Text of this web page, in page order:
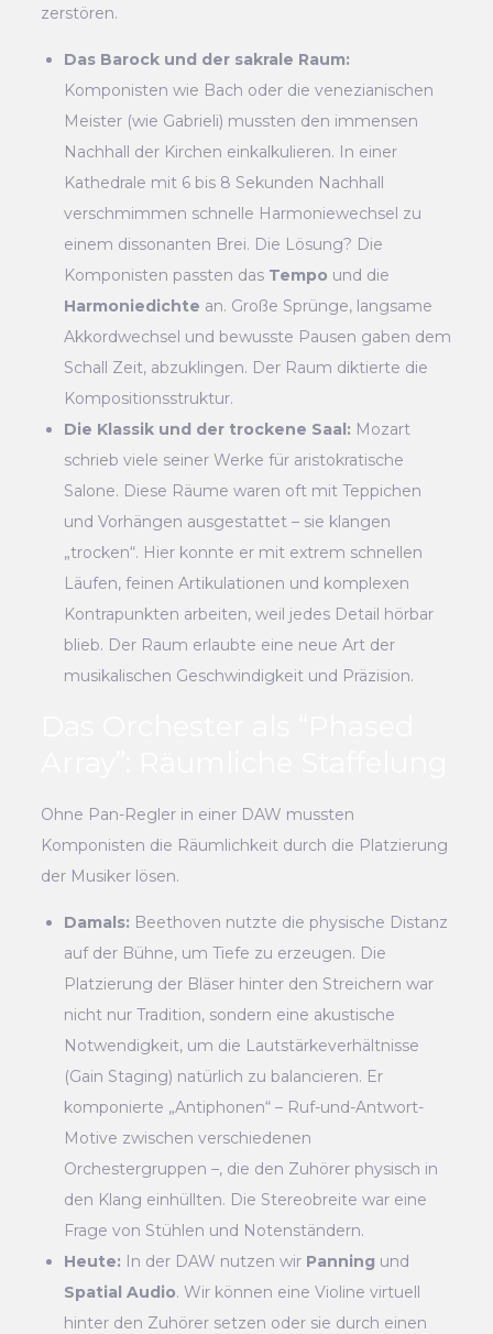
zerstören.
Das Barock und der sakrale Raum:
Komponisten wie Bach oder die venezianischen
Meister (wie Gabrieli) mussten den immensen
Nachhall der Kirchen einkalkulieren. In einer
Kathedrale mit 6 bis 8 Sekunden Nachhall
verschmimmen schnelle Harmoniewechsel zu
einem dissonanten Brei. Die Lösung? Die
Komponisten passten das Tempo und die
Harmoniedichte an. Große Sprünge, langsame
Akkordwechsel und bewusste Pausen gaben dem
Schall Zeit, abzuklingen. Der Raum diktierte die
Kompositionsstruktur.
Die Klassik und der trockene Saal: Mozart
schrieb viele seiner Werke für aristokratische
Salone. Diese Räume waren oft mit Teppichen
und Vorhängen ausgestattet – sie klangen
„trocken“. Hier konnte er mit extrem schnellen
Läufen, feinen Artikulationen und komplexen
Kontrapunkten arbeiten, weil jedes Detail hörbar
blieb. Der Raum erlaubte eine neue Art der
musikalischen Geschwindigkeit und Präzision.
Ohne Pan-Regler in einer DAW mussten
Komponisten die Räumlichkeit durch die Platzierung
der Musiker lösen.
Damals: Beethoven nutzte die physische Distanz
auf der Bühne, um Tiefe zu erzeugen. Die
Platzierung der Bläser hinter den Streichern war
nicht nur Tradition, sondern eine akustische
Notwendigkeit, um die Lautstärkeverhältnisse
(Gain Staging) natürlich zu balancieren. Er
komponierte „Antiphonen“ – Ruf-und-Antwort-
Motive zwischen verschiedenen
Orchestergruppen –, die den Zuhörer physisch in
den Klang einhüllten. Die Stereobreite war eine
Frage von Stühlen und Notenständern.
Heute: In der DAW nutzen wir Panning und
Spatial Audio. Wir können eine Violine virtuell
hinter den Zuhörer setzen oder sie durch einen